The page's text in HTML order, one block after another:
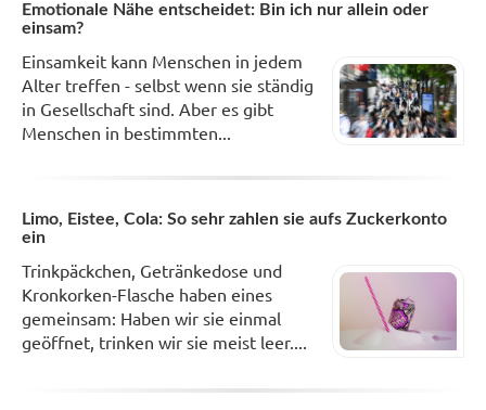
Emotionale Nähe entscheidet: Bin ich nur allein oder
einsam?
Einsamkeit kann Menschen in jedem
Alter treffen - selbst wenn sie ständig
in Gesellschaft sind. Aber es gibt
Menschen in bestimmten...
Limo, Eistee, Cola: So sehr zahlen sie aufs Zuckerkonto
ein
Trinkpäckchen, Getränkedose und
Kronkorken-Flasche haben eines
gemeinsam: Haben wir sie einmal
geöffnet, trinken wir sie meist leer....